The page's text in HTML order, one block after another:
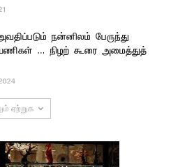
நன்னிலம் பேருந்து
… நிழற் கூரை அமைத்துத்
ஏற்றுக